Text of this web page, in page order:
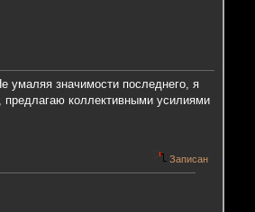
умаляя значимости последнего, я
предлагаю коллективными усилиями
Записан